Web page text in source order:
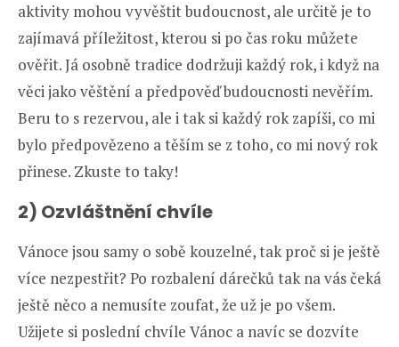
aktivity mohou vyvěštit budoucnost, ale určitě je to
zajímavá příležitost, kterou si po čas roku můžete
ověřit. Já osobně tradice dodržuji každý rok, i když na
věci jako věštění a předpověď budoucnosti nevěřím.
Beru to s rezervou, ale i tak si každý rok zapíši, co mi
bylo předpovězeno a těším se z toho, co mi nový rok
přinese. Zkuste to taky!
2) Ozvláštnění chvíle
Vánoce jsou samy o sobě kouzelné, tak proč si je ještě
více nezpestřit? Po rozbalení dárečků tak na vás čeká
ještě něco a nemusíte zoufat, že už je po všem.
Užijete si poslední chvíle Vánoc a navíc se dozvíte